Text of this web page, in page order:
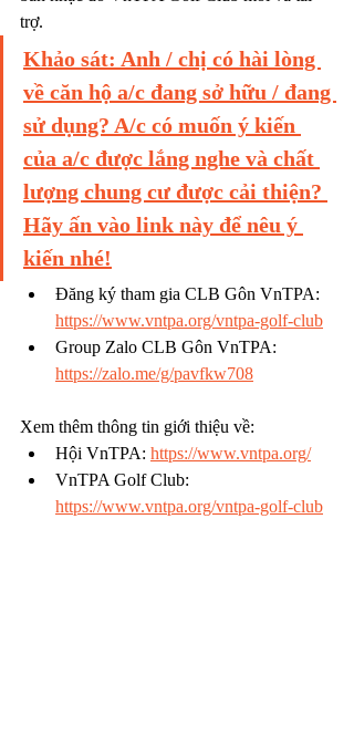
trợ.
Khảo sát: Anh / chị có hài lòng
về căn hộ a/c đang sở hữu / đang
sử dụng? A/c có muốn ý kiến
của a/c được lắng nghe và chất
lượng chung cư được cải thiện?
Hãy ấn vào link này để nêu ý
kiến nhé!
Đăng ký tham gia CLB Gôn VnTPA:
https://www.vntpa.org/vntpa-golf-club
Group Zalo CLB Gôn VnTPA:
https://zalo.me/g/pavfkw708
Xem thêm thông tin giới thiệu về:
Hội VnTPA: https://www.vntpa.org/
VnTPA Golf Club:
https://www.vntpa.org/vntpa-golf-club